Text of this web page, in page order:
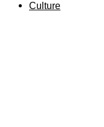
Culture